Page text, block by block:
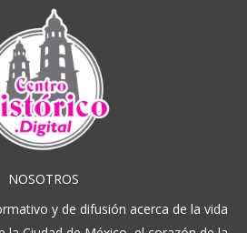
NOSOTROS
y de difusión acerca de la vida